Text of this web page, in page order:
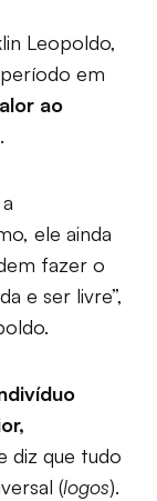
Leopoldo,
em
ao
ele ainda
fazer o
e ser livre”,
diz que tudo
(logos).